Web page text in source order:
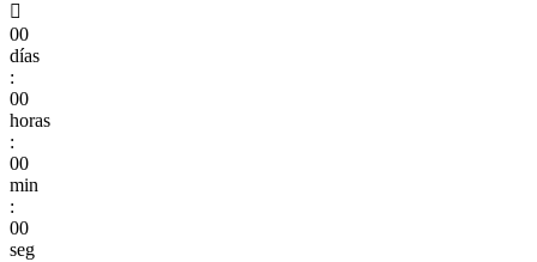

00
días
:
00
horas
:
00
min
:
00
seg